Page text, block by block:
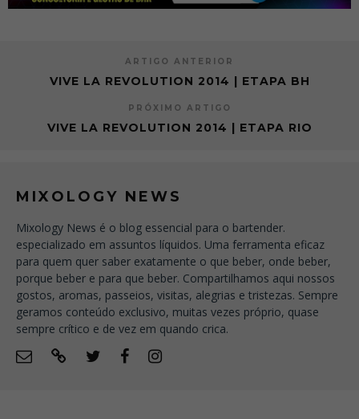
ARTIGO ANTERIOR
VIVE LA REVOLUTION 2014 | ETAPA BH
PRÓXIMO ARTIGO
VIVE LA REVOLUTION 2014 | ETAPA RIO
MIXOLOGY NEWS
Mixology News é o blog essencial para o bartender.
especializado em assuntos líquidos. Uma ferramenta eficaz
para quem quer saber exatamente o que beber, onde beber,
porque beber e para que beber. Compartilhamos aqui nossos
gostos, aromas, passeios, visitas, alegrias e tristezas. Sempre
geramos conteúdo exclusivo, muitas vezes próprio, quase
sempre crítico e de vez em quando crica.